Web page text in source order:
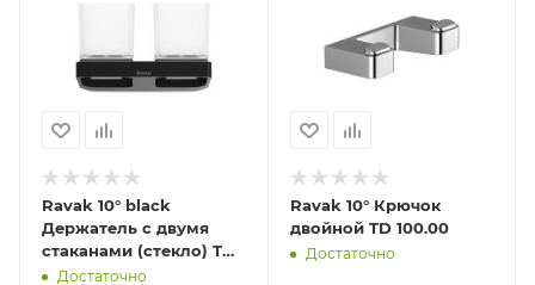
Ravak 10° black
Держатель с двумя
стаканами (стекло) TD
220.20
Достаточно
Ravak 10° Крючок
двойной TD 100.00
Достаточно